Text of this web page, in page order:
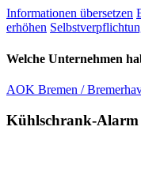
Informationen übersetzen
erhöhen
Welche Unternehmen
AOK Bremen /
Kühlschrank-Alarm